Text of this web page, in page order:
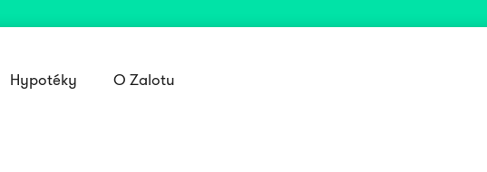
Hypotéky O Zalotu